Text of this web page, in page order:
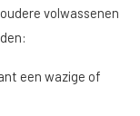
volwassenen
een wazige of